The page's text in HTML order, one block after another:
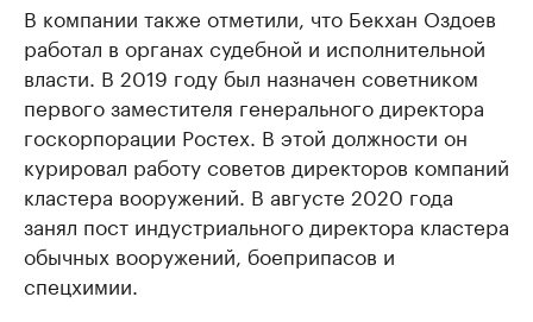
В компании также отметили, что Бекхан Оздоев
работал в органах судебной и исполнительной
власти. В 2019 году был назначен советником
первого заместителя генерального директора
госкорпорации Ростех. В этой должности он
курировал работу советов директоров компаний
кластера вооружений. В августе 2020 года
занял пост индустриального директора кластера
обычных вооружений, боеприпасов и
спецхимии.